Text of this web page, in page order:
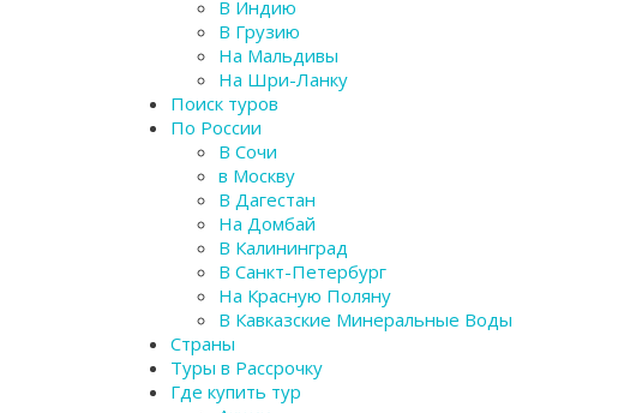
В Индию
В Грузию
На Мальдивы
На Шри-Ланку
Поиск туров
По России
В Сочи
в Москву
В Дагестан
На Домбай
В Калининград
В Санкт-Петербург
На Красную Поляну
В Кавказские Минеральные Воды
Страны
Туры в Рассрочку
Где купить тур